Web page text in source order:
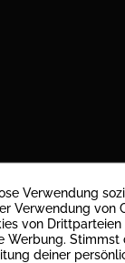
Steingut; weißer
Verwendung
Verwendung von
von
Werbung.
deiner